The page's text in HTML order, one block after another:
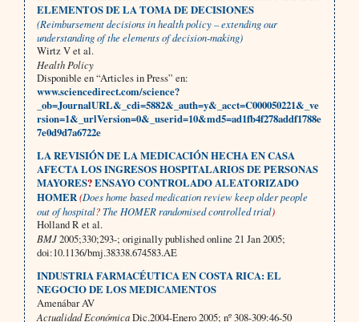
ELEMENTOS DE LA TOMA DE DECISIONES
(Reimbursement decisions in health policy – extending our
understanding of the elements of decision-making)
Wirtz V et al.
Health Policy
Disponible en “Articles in Press” en:
www.sciencedirect.com/science?
_ob=JournalURL&_cdi=5882&_auth=y&_acct=C000050221&_ve
rsion=1&_urlVersion=0&_userid=10&md5=ad1fb4f278addf1788e
7e0d9d7a6722e
LA REVISIÓN DE LA MEDICACIÓN HECHA EN CASA
AFECTA LOS INGRESOS HOSPITALARIOS DE PERSONAS
MAYORES?ENSAYO CONTROLADO ALEATORIZADO
HOMER(Does home based medication review keep older people
out of hospital?The HOMER randomised controlled trial)
Holland R et al.
BMJ2005;330;293-; originally published online 21 Jan 2005;
doi:10.1136/bmj.38338.674583.AE
INDUSTRIA FARMACÉUTICA EN COSTA RICA: EL
NEGOCIO DE LOS MEDICAMENTOS
Amenábar AV
Actualidad EconómicaDic.2004-Enero 2005; nº 308-309:46-50